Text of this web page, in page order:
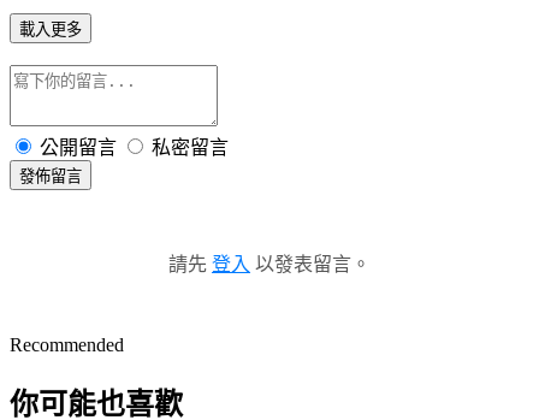
載入更多
公開留言 私密留言
發佈留言
請先 登入 以發表留言。
Recommended
你可能也喜歡